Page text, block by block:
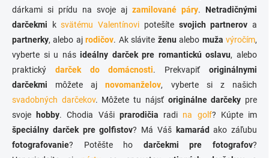
dárkami si prídu na svoje aj zamilované páry. Netradičnými
darčekmi ksvätému Valentínovi potešíte svojich partnerov a
partnerky, alebo ajrodičov. Ak slávite ženualebo muža výročím,
vyberte si u násideálny darček pre romantickú oslavu, alebo
praktický darček do domácnosti. Prekvapiťoriginálnymi
darčekmi môžete ajnovomanželov, vyberte si z našich
svadobných darčekov. Môžete tu nájsť originálne darčeky pre
svoje
hobby. Chodia Váši prarodičia radi na golf? Kúpte im
špeciálny darček pre golfistov? Má Váš kamarád ako záľubu
fotografovanie? Potěšte ho darčekmi pre fotografov?